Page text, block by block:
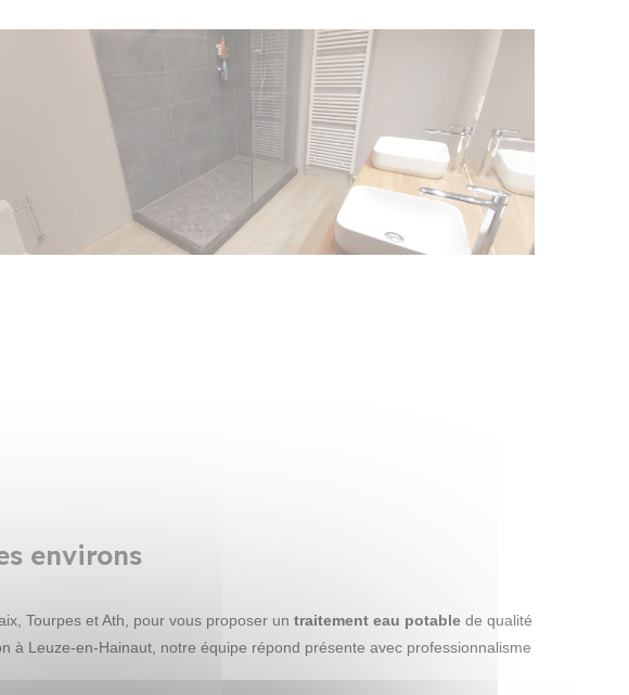
environs
Tourpes et Ath, pour vous proposer un traitement eau potable de qualité
à Leuze-en-Hainaut, notre équipe répond présente avec professionnalisme